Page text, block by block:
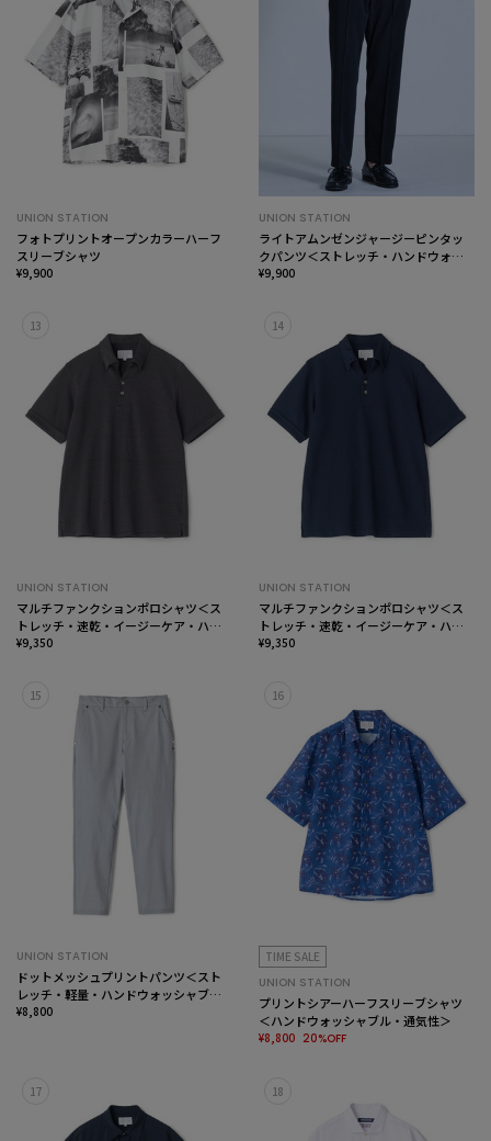
UNION STATION
フォトプリントオープンカラーハーフ
スリーブシャツ
¥9,900
UNION STATION
ライトアムンゼンジャージーピンタッ
クパンツ＜ストレッチ・ハンドウォッ
シャブル＞
¥9,900
13
UNION STATION
マルチファンクションポロシャツ＜ス
トレッチ・速乾・イージーケア・ハン
ドウォッシャブル・UVカット・ 抗菌・
¥9,350
14
UNION STATION
マルチファンクションポロシャツ＜ス
トレッチ・速乾・イージーケア・ハン
ドウォッシャブル・UVカット・ 抗菌・
¥9,350
15
UNION STATION
ドットメッシュプリントパンツ＜スト
レッチ・軽量・ハンドウォッシャブ
ル・通気性＞
¥8,800
16
TIME SALE
UNION STATION
プリントシアーハーフスリーブシャツ
＜ハンドウォッシャブル・通気性＞
¥8,800 20%OFF
17 18